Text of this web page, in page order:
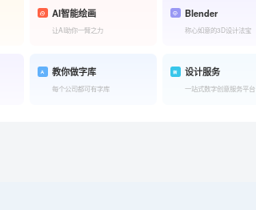
AI智能绘画
让AI助你一臂之力
Blender
称心如意的3D设计法宝
教你做字库
每个公司都可有字库
设计服务
一站式数字创意服务平台